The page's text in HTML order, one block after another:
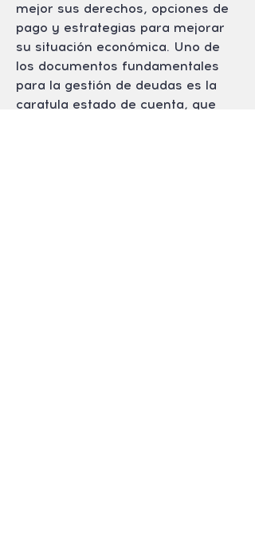
mejor sus derechos, opciones de
pago y estrategias para mejorar
su situación económica. Uno de
los documentos fundamentales
para la gestión de deudas es la
caratula estado de cuenta, que